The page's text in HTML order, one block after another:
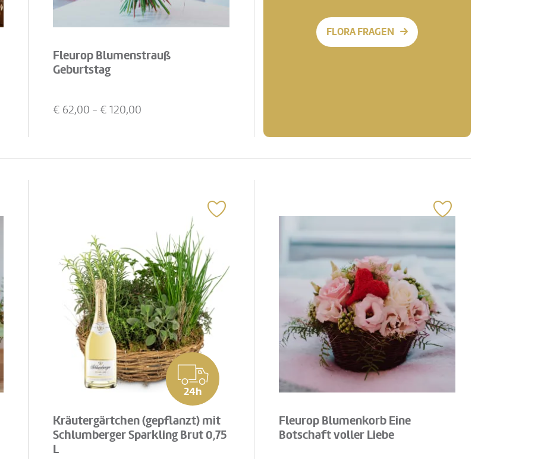
Fleurop Blumenstrauß
Geburtstag
€ 62,00 - € 120,00
FLORA FRAGEN
24h
Kräutergärtchen (gepflanzt) mit
Schlumberger Sparkling Brut 0,75
L
Fleurop Blumenkorb Eine
Botschaft voller Liebe